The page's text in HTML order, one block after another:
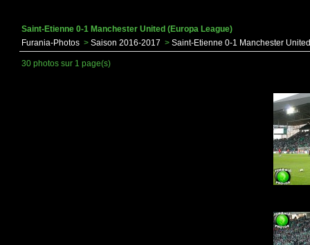
Saint-Etienne 0-1 Manchester United (Europa League)
Furania-Photos > Saison 2016-2017 > Saint-Etienne 0-1 Manchester
30 photos sur 1 page(s)